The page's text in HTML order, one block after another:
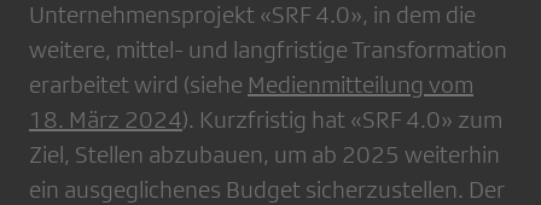
Unternehmensprojekt «SRF 4.0», in dem die
weitere, mittel- und langfristige Transformation
erarbeitet wird (siehe Medienmitteilung vom
18. März 2024). Kurzfristig hat «SRF 4.0» zum
Ziel, Stellen abzubauen, um ab 2025 weiterhin
ein ausgeglichenes Budget sicherzustellen. Der